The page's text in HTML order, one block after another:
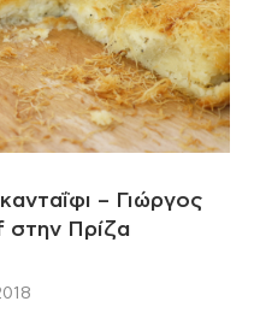
– Γιώργος
στην Πρίζα